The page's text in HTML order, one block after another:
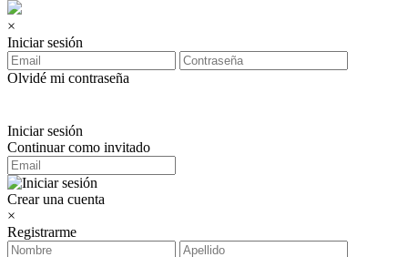
×
Iniciar sesión
Olvidé mi contraseña
Iniciar sesión
Continuar como invitado
Crear una cuenta
×
Registrarme